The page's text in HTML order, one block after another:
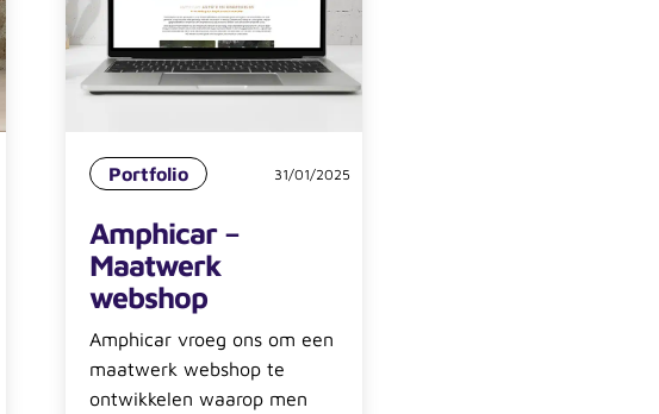
Portfolio 31/01/2025
Amphicar –
Maatwerk
webshop
Amphicar vroeg ons om een
maatwerk webshop te
ontwikkelen waarop men